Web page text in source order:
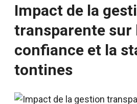
Impact de la
transparente sur
confiance et la
tontines